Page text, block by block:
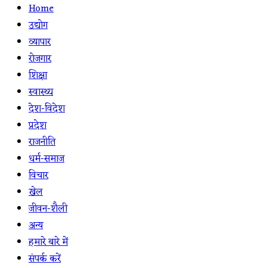
Home
उद्योग
व्यापार
रोजगार
शिक्षा
स्वास्थ्य
देश-विदेश
प्रदेश
राजनीति
धर्म-समाज
विचार
खेल
जीवन-शैली
अन्य
हमारे बारे में
संपर्क करें